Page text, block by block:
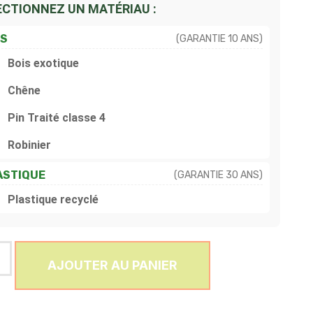
UN MATÉRIAU :
(GARANTIE 10 ANS)
Bois exotique
Chêne
Pin Traité classe 4
Robinier
(GARANTIE 30 ANS)
Plastique recyclé
AJOUTER AU PANIER